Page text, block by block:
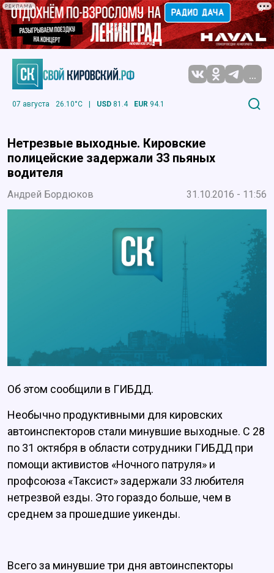
РЕКЛАМА
...
07 августа 26.10°C | USD 81.4 EUR 94.1
Нетрезвые выходные. Кировские
полицейские задержали 33 пьяных
водителя
Андрей Бордюков 31.10.2016 - 11:56
Об этом сообщили в ГИБДД.
Необычно продуктивными для кировских
автоинспекторов стали минувшие выходные. С 28
по 31 октября в области сотрудники ГИБДД при
помощи активистов «Ночного патруля» и
профсоюза «Таксист» задержали 33 любителя
нетрезвой езды. Это гораздо больше, чем в
среднем за прошедшие уикенды.
Всего за минувшие три дня автоинспекторы